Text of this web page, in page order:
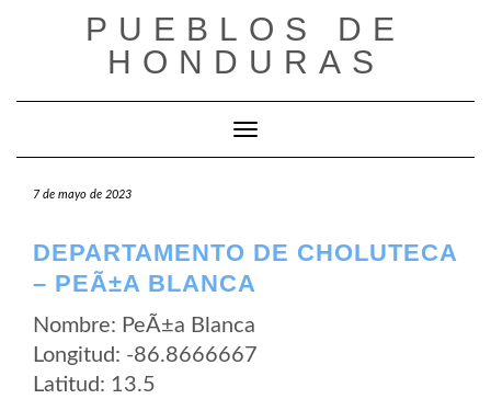
PUEBLOS DE
HONDURAS
Cambiar modo de navegación
7 de mayo de 2023
DEPARTAMENTO DE CHOLUTECA
– PEÃ±A BLANCA
Nombre: PeÃ±a Blanca
Longitud: -86.8666667
Latitud: 13.5